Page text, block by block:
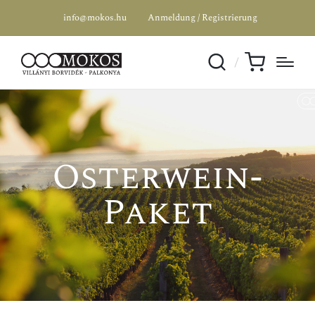
info@mokos.hu Anmeldung / Registrierung
Osterwein-
Paket